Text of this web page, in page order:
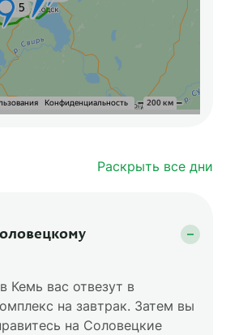
Раскрыть все дни
Кемь вас отвезут в
на завтрак. Затем вы
на Соловецкие